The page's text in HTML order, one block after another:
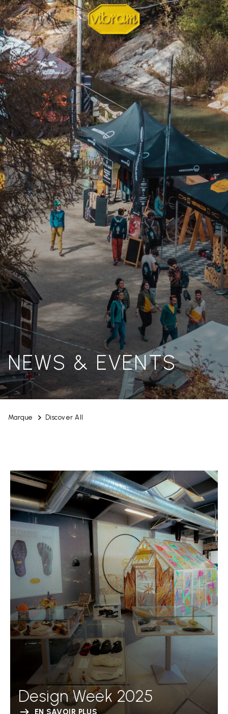
NEWS & EVENTS
Marque Discover All
Design Week 2025
EN SAVOIR PLUS